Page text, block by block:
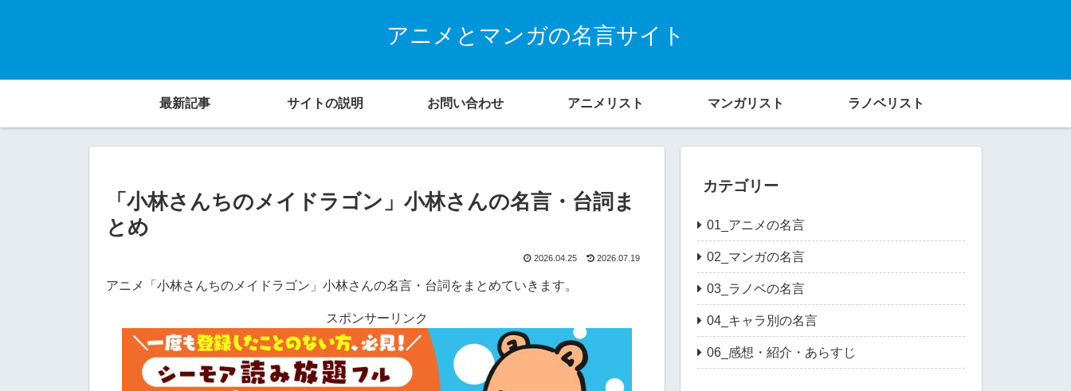
アニメとマンガの名言サイト
最新記事 サイトの説明 お問い合わせ アニメリスト マンガリスト ラノベリスト
「小林さんちのメイドラゴン」小林さんの名言・台詞ま
とめ
2026.04.25 2026.07.19
アニメ「小林さんちのメイドラゴン」小林さんの名言・台詞をまとめていきます。
スポンサーリンク
カテゴリー
01_アニメの名言
02_マンガの名言
03_ラノベの名言
04_キャラ別の名言
06_感想・紹介・あらすじ